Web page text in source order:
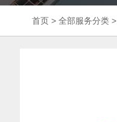
首页 > 全部服务分类 >